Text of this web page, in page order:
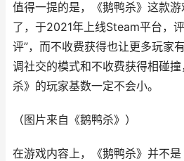
值得一提的是，《鹅鸭杀》这款游
了，于2021年上线Steam平台，
评”，而不收费获得也让更多玩家
调社交的模式和不收费获得相碰
杀》的玩家基数一定不会小。
（图片来自《鹅鸭杀》）
在游戏内容上，《鹅鸭杀》并不